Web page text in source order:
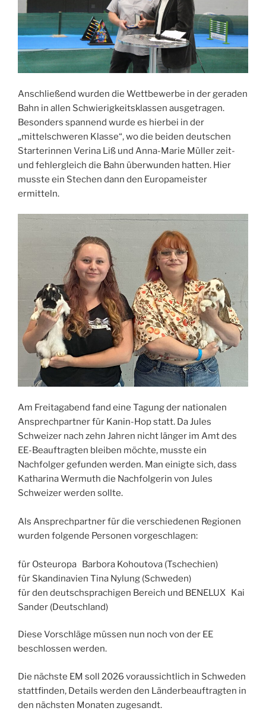
Anschließend wurden die Wettbewerbe in der geraden
Bahn in allen Schwierigkeitsklassen ausgetragen.
Besonders spannend wurde es hierbei in der
„mittelschweren Klasse“, wo die beiden deutschen
Starterinnen Verina Liß und Anna-Marie Müller zeit-
und fehlergleich die Bahn überwunden hatten. Hier
musste ein Stechen dann den Europameister
ermitteln.
Am Freitagabend fand eine Tagung der nationalen
Ansprechpartner für Kanin-Hop statt. Da Jules
Schweizer nach zehn Jahren nicht länger im Amt des
EE-Beauftragten bleiben möchte, musste ein
Nachfolger gefunden werden. Man einigte sich, dass
Katharina Wermuth die Nachfolgerin von Jules
Schweizer werden sollte.
Als Ansprechpartner für die verschiedenen Regionen
wurden folgende Personen vorgeschlagen:
für Osteuropa Barbora Kohoutova (Tschechien)
für Skandinavien Tina Nylung (Schweden)
für den deutschsprachigen Bereich und BENELUX Kai
Sander (Deutschland)
Diese Vorschläge müssen nun noch von der EE
beschlossen werden.
Die nächste EM soll 2026 voraussichtlich in Schweden
stattfinden, Details werden den Länderbeauftragten in
den nächsten Monaten zugesandt.